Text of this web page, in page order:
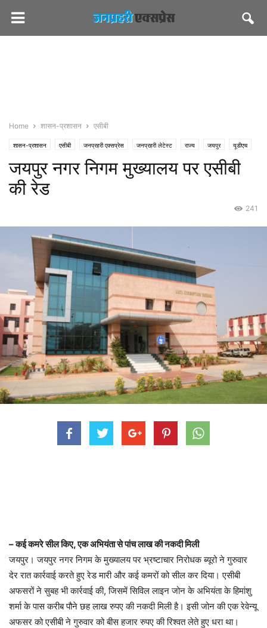
Home शासन-प्रशासन एसीबी
शासन-प्रशासन एसीबी जनप्रहरी एक्सप्रेस जनप्रहरी लेटेस्ट राज्य जयपुर यूडीएच
जयपुर नगर निगम मुख्यालय पर एसीबी
की रेड
241
– कई कमरे सील किए, एक अभियंता से पांच लाख की नकदी मिली
जयपुर। जयपुर नगर निगम के मुख्यालय पर भ्रष्टाचार निरोधक ब्यूरो ने गुरुवार
देर रात कार्रवाई करते हुए रेड मारी और कई कमरों को सील कर दिया। एसीबी
अफसरों ने सुबह भी कार्रवाई की, जिसमें सिविल लाइन जोन के अभियंता के हिमांशु
शर्मा के पास करीब पौने छह लाख रुपए की नकदी मिली है। इसी जोन की एक रेवेन्यू
अफसर को एसीबी ने गुरुवार को बीस हजार रुपए की रिश्वत लेते हुए धरा था।